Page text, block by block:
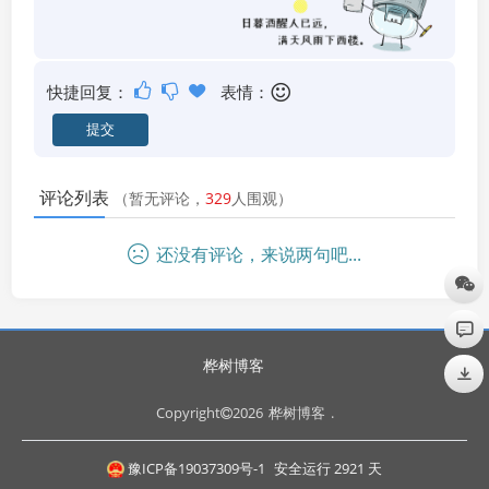
快捷回复： 表情：
评论列表 （暂无评论， 329人围观）
还没有评论，来说两句吧...
桦树博客
Copyright 2026 桦树博客 .
豫ICP备19037309号-1 安全运行2921 天